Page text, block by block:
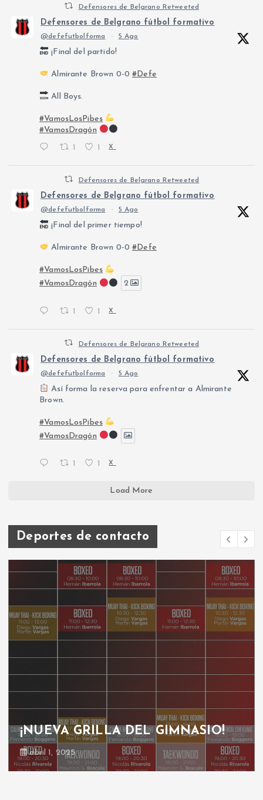
Defensores de Belgrano Retweeted
Defensores de Belgrano fútbol formativo
@defefutbolforma · 5 Ago
¡Final del partido!
Almirante Brown 0-0#Defe
All Boys.
#VamosLosPibes
#VamosDragón
X
Defensores de Belgrano Retweeted
Defensores de Belgrano fútbol formativo
@defefutbolforma · 5 Ago
¡Final del primer tiempo!
Almirante Brown 0-0#Defe
#VamosLosPibes
#VamosDragón
2
1 1 X
Defensores de Belgrano Retweeted
Defensores de Belgrano fútbol formativo
@defefutbolforma · 5 Ago
Así forma la reserva para enfrentar a Almirante
Brown.
#VamosLosPibes
#VamosDragón
X
Load More
Deportes de contacto
GRILLA GIMNASIO
octubre 30, 2024